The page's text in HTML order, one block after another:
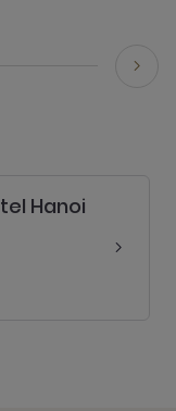
Hanoi